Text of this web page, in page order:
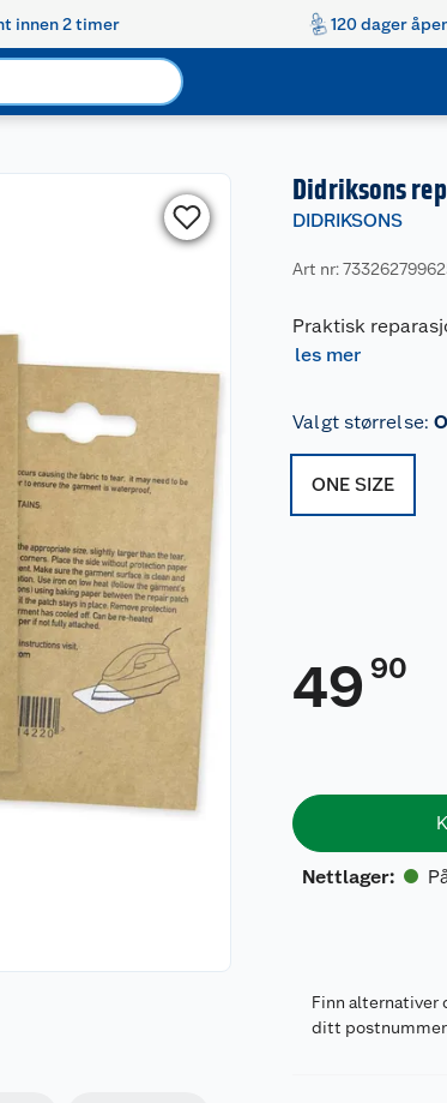
innen 2 timer 120 dager
Didriksons
DIDRIKSONS
Art nr:
Praktisk
les mer
Valgt størrelse:
ONE SIZE
49 90
Nettlager:
Finn alternativer
ditt postnummer